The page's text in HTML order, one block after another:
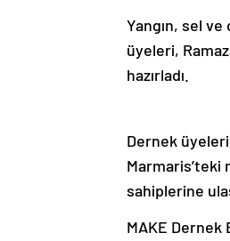
Yangın, sel
üyeleri,
hazırladı.
Dernek
Marmaris’teki
sahiplerine
MAKE Dernek